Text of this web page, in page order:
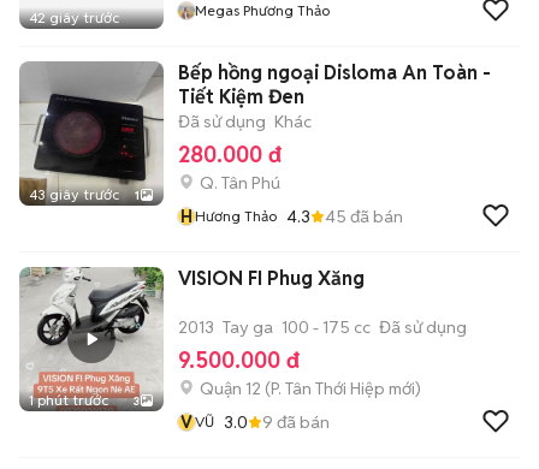
42 giây trước Megas Phương Thảo
43 giây trước 1
Bếp hồng ngoại Disloma An Toàn -
Tiết Kiệm Đen
Đã sử dụng Khác
280.000 đ
Q. Tân Phú
HHương Thảo 4.3 45 đã bán
1 phút trước 3
VISION FI Phug Xăng
2013 Tay ga 100 - 175 cc Đã sử dụng
9.500.000 đ
Quận 12 (P. Tân Thới Hiệp mới)
VVŨ 3.0 9 đã bán